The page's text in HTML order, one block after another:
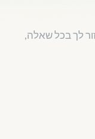
לך בכל שאלה,